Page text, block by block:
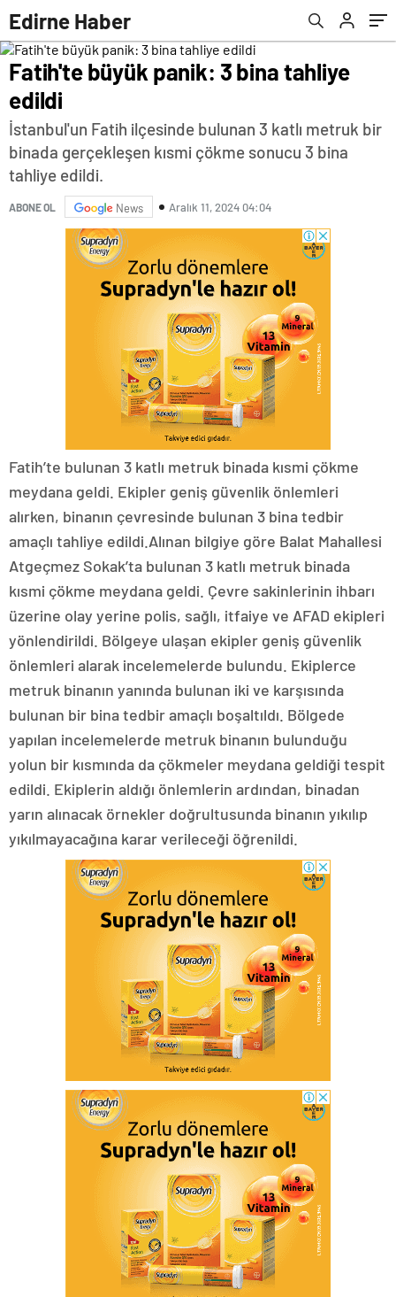
Edirne Haber
Fatih'te büyük panik: 3 bina tahliye
edildi
İstanbul'un Fatih ilçesinde bulunan 3 katlı metruk bir
binada gerçekleşen kısmi çökme sonucu 3 bina
tahliye edildi.
ABONE OL News Aralık 11, 2024 04:04
Fatih’te bulunan 3 katlı metruk binada kısmi çökme
meydana geldi. Ekipler geniş güvenlik önlemleri
alırken, binanın çevresinde bulunan 3 bina tedbir
amaçlı tahliye edildi.Alınan bilgiye göre Balat Mahallesi
Atgeçmez Sokak’ta bulunan 3 katlı metruk binada
kısmi çökme meydana geldi. Çevre sakinlerinin ihbarı
üzerine olay yerine polis, sağlı, itfaiye ve AFAD ekipleri
yönlendirildi. Bölgeye ulaşan ekipler geniş güvenlik
önlemleri alarak incelemelerde bulundu. Ekiplerce
metruk binanın yanında bulunan iki ve karşısında
bulunan bir bina tedbir amaçlı boşaltıldı. Bölgede
yapılan incelemelerde metruk binanın bulunduğu
yolun bir kısmında da çökmeler meydana geldiği tespit
edildi. Ekiplerin aldığı önlemlerin ardından, binadan
yarın alınacak örnekler doğrultusunda binanın yıkılıp
yıkılmayacağına karar verileceği öğrenildi.